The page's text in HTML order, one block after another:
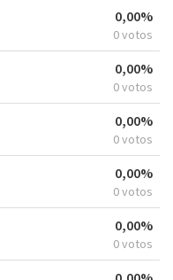
0,00%
0 votos
0,00%
0 votos
0,00%
0 votos
0,00%
0 votos
0,00%
0 votos